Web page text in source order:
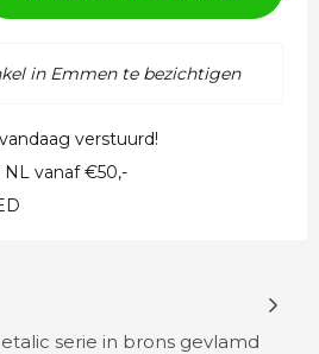
in Emmen te bezichtigen
verstuurd!
NL vanaf €50,-
serie in brons gevlamd